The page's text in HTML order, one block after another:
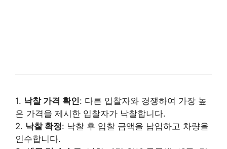
1. 낙찰 가격 확인: 다른 입찰자와 경쟁하여 가장 높
은 가격을 제시한 입찰자가 낙찰합니다.
2. 낙찰 확정: 낙찰 후 입찰 금액을 납입하고 차량을
인수합니다.